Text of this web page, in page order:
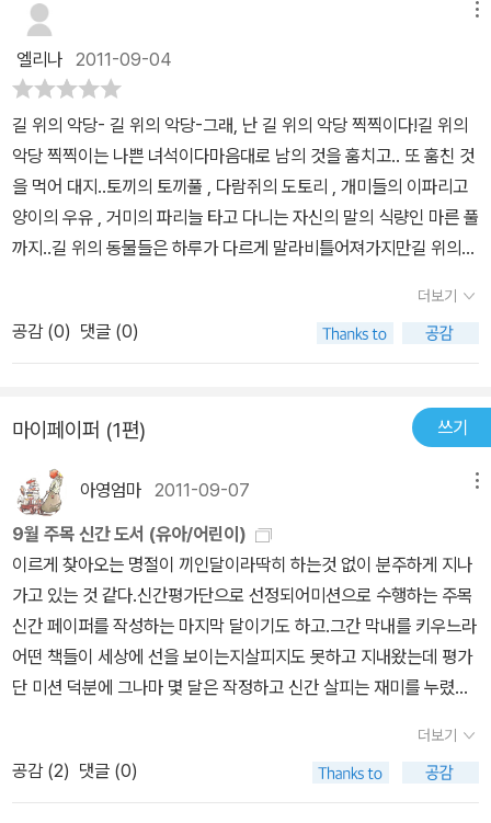
로 돌아온 친구들은 모닥불 가에서 잔치를 벌인다. 욕심에 동굴로 들
어간 찍찍이의 말로는 보나마나 뻔한..^^ 악셀 셰플러의 그림은 따스
하고 색채가 화려하고 등장인물들의 표정 속에 감정들을 잘 담아내고
있다. 줄리아 도널드슨의 글은 극적인 효과가 조금 아쉬운, 편안하고
단순한 구성을 보여준다. 그래서 이 콤비의 작품은 연령대가 낮은 유
아들에게 더 친근하게 다가갈 수 있는 게 아닐까 생각한다. 「괴물 그
루팔로」처럼 작은 생쥐가 덩치 큰 숲속 동물들과 괴물 그루팔로까지
속여 넘긴다는 극적인 장치가 없는 이 책을 읽고 그냥 평범하다고 던
리 빼앗고야 마는 길 위의 악당 찍찍이.개미의 나뭇잎마저, 자기 말의
먹이마저 다 빼앗아 먹어 버리는 나쁜 찍찍이.결국악당 찍찍이가 다
니는 길위로 지나다녀야만하는 동물들은 쫄쫄 굶어서 빼빼 마르고길
위의 악당 찍찍이는 뒤룩뒤룩 살만 져 갔답니다.그러던 어느날!!!그 길
에 처음 나온 오리 한 마리.먹을 것을 아무 것도 가지고 있지 않아 통
째로 잡아 먹히게 생겼지 뭐예요.위기의 순간에 생각해 낸 꾀 한 가지.
우리 언니가 찍찍이님을 너무 너무 만나고 싶어 한데요~우리 언니는
온갖 과자들로 가득한 동굴속에 있는데요~앞장 서라!!!^^동굴에서 울
리는 메아리소리로 길 위의 악당 찍찍이를 안심을 시키다니...너무나
멋지고 재미나고 통쾌한 대목이 아닐 수 없네요. ㅎㅎㅎ아이와 함께
읽은 영어책레디액션 중 chiken little 이라는 책 내용이 생각나는데
여우에 의해 왕이 있다는 동굴 앞에서 한 마리씩 한 마리씩 들어가여
우의 배를 불리게 했다는 슬프고도 우스운 이야기 말이죠.chiken littl
e에서는 어리석은 동물들이 잔꾀를 부린 여우에게 잡아 먹힌 이야기
라 약간 씁쓸한데<나는야, 길 위의 악당>에서는 악당이 당하는 내용
이라 읽는 동안 아주 아주 통쾌했답니다. ^^*한 편 맛있는 먹을거리
를 찾아 메아리 동굴의 반대편까지 도착한 찍찍이는 어떻게 되었을까
요? ㅎㅎㅎ비쩍 마른데다 털까지 잿빛이 되어 더이상 길위의 악당 노
릇은 당연히 못하게 되었구요.^^;;아이에게 맨 마지막 장면은 보여 주
지 않고 '찍찍이는 어떻게 되었을까?'했더니...아직 어려서 그런지 '몰
라~' -.-;;조금 더 자기 생각을 말 하기 좋아하고 상상력이 풍부한 아
참 재미난 결말이 나올 것 같아요.이 이야기의 결말은...우리가 잘 아
는 생쥐의 그 모습이랍니다. 빵부스러기를 주워(훔쳐?) 먹는 모습...^
^;;
엘리나 2011-09-04
길 위의 악당- 길 위의 악당-그래, 난 길 위의 악당 찍찍이다!길 위의
악당 찍찍이는 나쁜 녀석이다마음대로 남의 것을 훔치고.. 또 훔친 것
을 먹어 대지..토끼의 토끼풀 , 다람쥐의 도토리 , 개미들의 이파리고
양이의 우유 , 거미의 파리늘 타고 다니는 자신의 말의 식량인 마른 풀
까지..길 위의 동물들은 하루가 다르게 말라비틀어져가지만길 위의
자기가 아는 언니네 동굴에먹을게 잔뜩 있다는 말에 함께 길을 떠난
다오리의 깜찍한 재치로 찍찍이는 동굴 안으로 들어오리는 재빨리 말
고삐를 잡고 탈출에 성공~!오리는 곧장 배고픈 친구들한테로 달려가
이는 어떻게 되었을까?..어둠이 끝나는 곳 언덕 반대편으로 나와 잿
찍찍이 앞에서 당황하지 않고 기발한 지혜로 악당을 물리치는 오리의
모습에서 통쾌함을 느낄 수 있었어요늘 동물 친구들을 괴롭혔던 길
위의 악당 찍찍이그의 초라한 말로를 보며 친구들의 물건을 마음대로
뺏는 나쁜 행동은 절대 하지 않겠죠?.. ^^
더보기
공감 (0) 댓글 (0)
마이페이퍼 (1편) 쓰기
아영엄마 2011-09-07
9월 주목 신간 도서 (유아/어린이)
이르게 찾아오는 명절이 끼인달이라딱히 하는것 없이 분주하게 지나
가고 있는 것 같다.신간평가단으로 선정되어미션으로 수행하는 주목
신간 페이퍼를 작성하는 마지막 달이기도 하고.그간 막내를 키우느라
어떤 책들이 세상에 선을 보이는지살피지도 못하고 지내왔는데 평가
단 미션 덕분에 그나마 몇 달은 작정하고 신간 살피는 재미를 누렸다.
만가장 좋아하는 분야가 그림책이기에이번에도 유아, 어린이 분야의
책들을유심히 살피게 된다. ^^*<고 녀석 맛있겠다>를 감동적으로 본
큰 아이가시리즈 다른 책도보고 싶다고 하여, 최근에나머지 세 권도
더보기
공감 (2) 댓글 (0)